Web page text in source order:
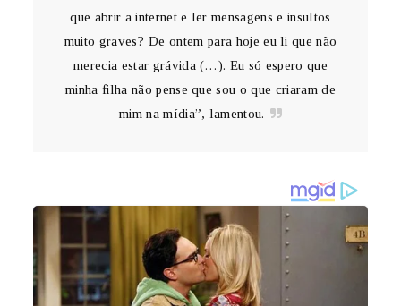
que abrir a internet e ler mensagens e insultos
muito graves? De ontem para hoje eu li que não
merecia estar grávida (…). Eu só espero que
minha filha não pense que sou o que criaram de
mim na mídia”, lamentou.